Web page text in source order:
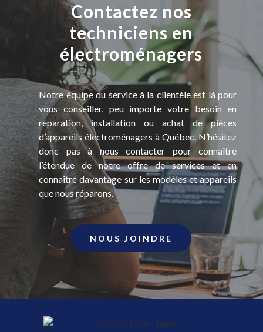
Contactez nos
techniciens en
électroménagers
Notre équipe du service à la clientèle est là pour
vous conseiller, peu importe votre besoin en
réparation, installation ou achat de pièces
d’appareils électroménagers à Québec. N’hésitez
donc pas à nous contacter pour connaître
l’étendue de notre offre de services et en
connaître davantage sur les modèles et appareils
que nous réparons.
NOUS JOINDRE